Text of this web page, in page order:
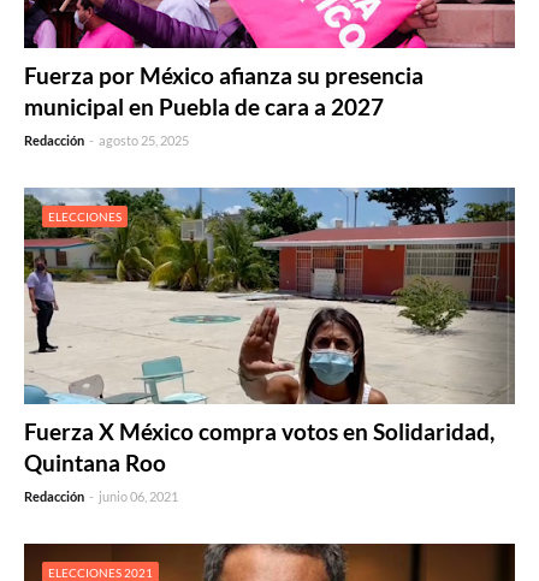
Fuerza por México afianza su presencia
municipal en Puebla de cara a 2027
Redacción - agosto 25, 2025
ELECCIONES
Fuerza X México compra votos en Solidaridad,
Quintana Roo
Redacción - junio 06, 2021
ELECCIONES 2021